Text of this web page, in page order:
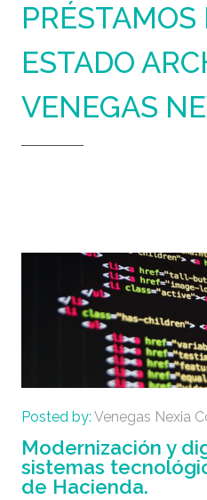
PRÉSTAMOS
ESTADO
VENEGAS
Posted by: Venegas Nexia
Modernización y
sistemas
de Hacienda.